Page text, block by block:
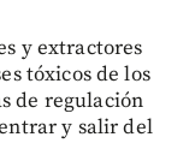
y extractores
tóxicos de los
de regulación
y salir del